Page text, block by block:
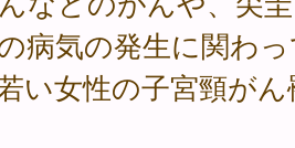
病気の発生に関わ
い女性の子宮頸が